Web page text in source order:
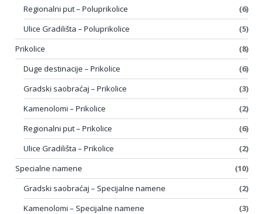
Regionalni put – Poluprikolice
(6)
Ulice Gradilišta – Poluprikolice
(5)
Prikolice
(8)
Duge destinacije – Prikolice
(6)
Gradski saobraćaj – Prikolice
(3)
Kamenolomi – Prikolice
(2)
Regionalni put – Prikolice
(6)
Ulice Gradilišta – Prikolice
(2)
Specialne namene
(10)
Gradski saobraćaj – Specijalne namene
(2)
Kamenolomi – Specijalne namene
(3)